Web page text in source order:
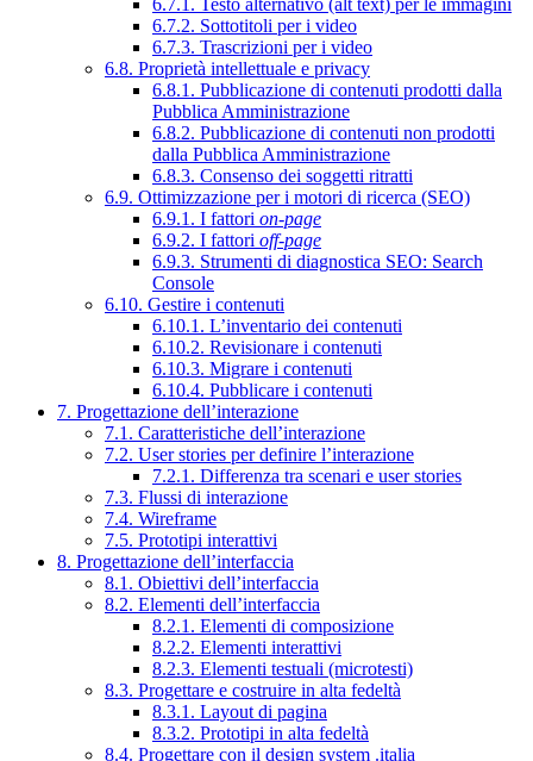
6.7.1. Testo alternativo (alt text) per le immagini
6.7.2. Sottotitoli per i video
6.7.3. Trascrizioni per i video
6.8. Proprietà intellettuale e privacy
6.8.1. Pubblicazione di contenuti prodotti dalla
Pubblica Amministrazione
6.8.2. Pubblicazione di contenuti non prodotti
dalla Pubblica Amministrazione
6.8.3. Consenso dei soggetti ritratti
6.9. Ottimizzazione per i motori di ricerca (SEO)
6.9.1. I fattori on-page
6.9.2. I fattori off-page
6.9.3. Strumenti di diagnostica SEO: Search
Console
6.10. Gestire i contenuti
6.10.1. L’inventario dei contenuti
6.10.2. Revisionare i contenuti
6.10.3. Migrare i contenuti
6.10.4. Pubblicare i contenuti
7. Progettazione dell’interazione
7.1. Caratteristiche dell’interazione
7.2. User stories per definire l’interazione
7.2.1. Differenza tra scenari e user stories
7.3. Flussi di interazione
7.4. Wireframe
7.5. Prototipi interattivi
8. Progettazione dell’interfaccia
8.1. Obiettivi dell’interfaccia
8.2. Elementi dell’interfaccia
8.2.1. Elementi di composizione
8.2.2. Elementi interattivi
8.2.3. Elementi testuali (microtesti)
8.3. Progettare e costruire in alta fedeltà
8.3.1. Layout di pagina
8.3.2. Prototipi in alta fedeltà
8.4. Progettare con il design system .italia